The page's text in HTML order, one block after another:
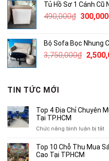
Tủ Hồ Sơ 1 Cánh Cũ
490,000₫ Giá
300,000
Bộ Sofa Bọc Nhung
3,750,000₫ Giá
TIN TỨC MỚI
Top 4 Địa Chỉ Chuyên
Tại TP.HCM
Chức năng bình luận bị tắtở
4
Top 10 Chỗ Thu Mua
Cao Tại TPHCM